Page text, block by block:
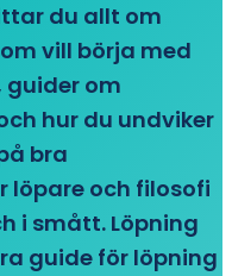
du allt om
vill börja med
guider om
hur du undviker
bra
löpare och filosofi
i smått. Löpning
guide för löpning